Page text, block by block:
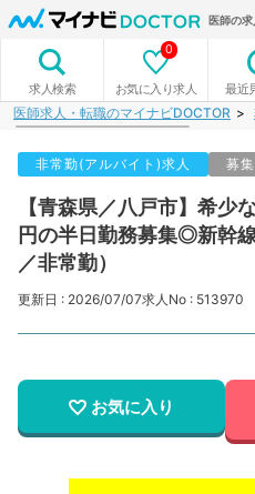
医師の
求人検索 お気に入り求人
0
最近
医師求人・転職のマイナビDOCTOR
非常勤(アルバイト)求人 募
【青森県／八戸市】希少
円の半日勤務募集◎新幹
／非常勤）
更新日 : 2026/07/07求人No : 513970
お気に入り